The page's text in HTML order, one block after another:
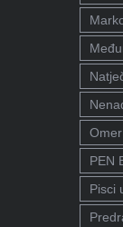
PEN
Pisci